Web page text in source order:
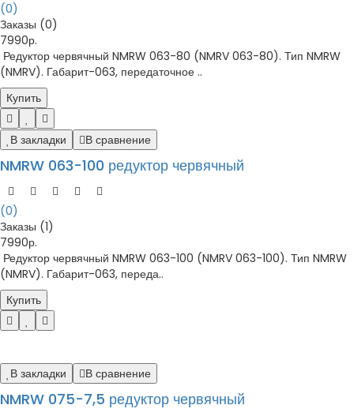
(0)
Заказы (0)
7990р.
Редуктор червячный NMRW 063-80 (NMRV 063-80). Тип NMRW
(NMRV). Габарит-063, передаточное ..
Купить
В закладки В сравнение
NMRW 063-100 редуктор червячный
(0)
Заказы (1)
7990р.
Редуктор червячный NMRW 063-100 (NMRV 063-100). Тип NMRW
(NMRV). Габарит-063, переда..
Купить
В закладки В сравнение
NMRW 075-7,5 редуктор червячный